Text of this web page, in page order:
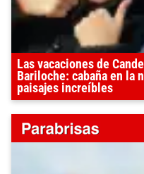
Las vacaciones de
Bariloche: cabaña en la
paisajes increíbles